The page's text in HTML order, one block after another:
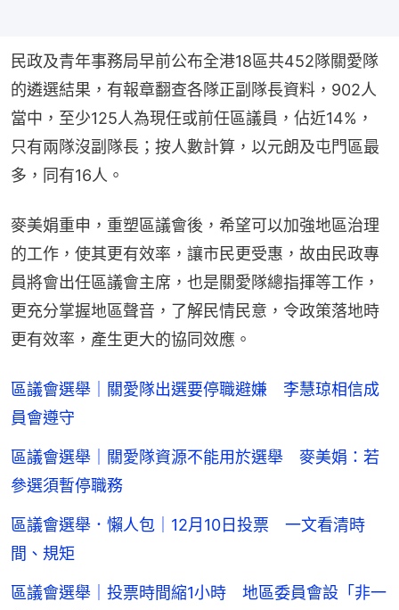
民政及青年事務局早前公布全港18區共452隊關愛隊
的遴選結果，有報章翻查各隊正副隊長資料，902人
當中，至少125人為現任或前任區議員，佔近14%，
只有兩隊沒副隊長；按人數計算，以元朗及屯門區最
多，同有16人。
麥美娟重申，重塑區議會後，希望可以加強地區治理
的工作，使其更有效率，讓市民更受惠，故由民政專
員將會出任區議會主席，也是關愛隊總指揮等工作，
更充分掌握地區聲音，了解民情民意，令政策落地時
更有效率，產生更大的協同效應。
區議會選舉｜關愛隊出選要停職避嫌 李慧琼相信成
員會遵守
區議會選舉｜關愛隊資源不能用於選舉 麥美娟：若
參選須暫停職務
區議會選舉．懶人包｜12月10日投票 一文看清時
間、規矩
區議會選舉｜投票時間縮1小時 地區委員會設「非一